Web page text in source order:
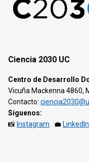
Ciencia 2030 UC
Centro de Desarrollo
Vicuña Mackenna 4860,
Contacto:
Síguenos:
📸Instagram 💼LinkedIn